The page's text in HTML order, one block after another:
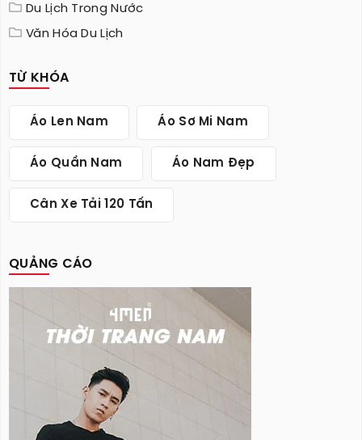
Du Lịch Trong Nước
Văn Hóa Du Lịch
TỪ KHÓA
Áo Len Nam Áo Sơ Mi Nam
Áo Quần Nam Áo Nam Đẹp
Cân Xe Tải 120 Tấn
QUẢNG CÁO